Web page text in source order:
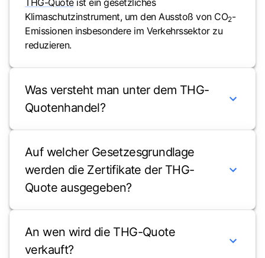
THG-Quote ist ein gesetzliches
Klimaschutzinstrument, um den Ausstoß von CO2-
Emissionen insbesondere im Verkehrssektor zu
reduzieren.
Was versteht man unter dem THG-
Quotenhandel?
Auf welcher Gesetzesgrundlage
werden die Zertifikate der THG-
Quote ausgegeben?
An wen wird die THG-Quote
verkauft?